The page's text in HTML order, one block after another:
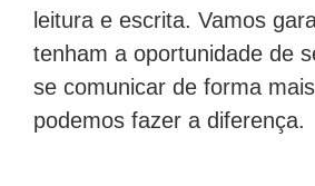
leitura e escrita. Vamos
tenham a oportunidade de
se comunicar de forma
podemos fazer a diferença.